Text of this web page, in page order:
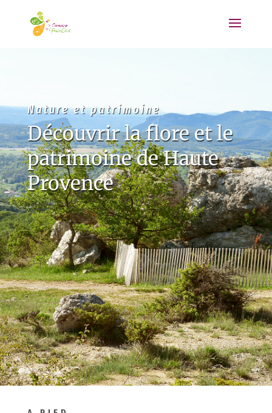
Nature et patrimoine
Découvrir la flore et le
patrimoine de Haute
Provence